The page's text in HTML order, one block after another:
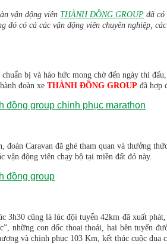
vận động viên THÀNH ĐỒNG GROUP đã
đó có cả các vận động viên chuyên nghiệp,
bị và háo hức mong chờ đến ngày thi
đoàn xe THÀNH ĐỒNG GROUP đã hợp
đoàn Caravan đã ghé tham quan và thưởng
vận động viên chạy bộ tại miền đất đỏ này.
3h30 cũng là lúc đội tuyển 42km đã xuất
những con dốc thoai thoải, hai bên tuyến
và chinh phục 103 Km, kết thúc cuộc